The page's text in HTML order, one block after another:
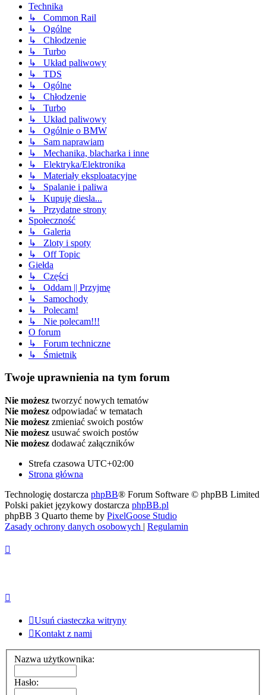
Technika
↳ Common Rail
↳ Ogólne
↳ Chłodzenie
↳ Turbo
↳ Układ paliwowy
↳ TDS
↳ Ogólne
↳ Chłodzenie
↳ Turbo
↳ Układ paliwowy
↳ Ogólnie o BMW
↳ Sam naprawiam
↳ Mechanika, blacharka i inne
↳ Elektryka/Elektronika
↳ Materiały eksploatacyjne
↳ Spalanie i paliwa
↳ Kupuję diesla...
↳ Przydatne strony
Społeczność
↳ Galeria
↳ Zloty i spoty
↳ Off Topic
Giełda
↳ Części
↳ Oddam || Przyjmę
↳ Samochody
↳ Polecam!
↳ Nie polecam!!!
O forum
↳ Forum techniczne
↳ Śmietnik
Twoje uprawnienia na tym forum
Nie możesz tworzyć nowych tematów
Nie możesz odpowiadać w tematach
Nie możesz zmieniać swoich postów
Nie możesz usuwać swoich postów
Nie możesz dodawać załączników
Strefa czasowa UTC+02:00
Strona główna
Technologię dostarcza phpBB® Forum Software © phpBB Limited
Polski pakiet językowy dostarcza phpBB.pl
phpBB 3 Quarto theme by PixelGoose Studio
Zasady ochrony danych osobowych | Regulamin
Usuń ciasteczka witryny
Kontakt z nami
Nazwa użytkownika:
Hasło: